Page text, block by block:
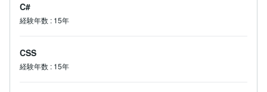
C#
経験年数 : 15年
CSS
経験年数 : 15年